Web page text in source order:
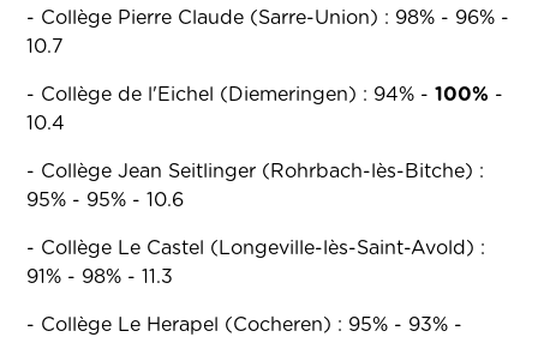
- Collège Pierre Claude (Sarre-Union) : 98% - 96% -
10.7
- Collège de l'Eichel (Diemeringen) : 94% -100% -
10.4
- Collège Jean Seitlinger (Rohrbach-lès-Bitche) :
95% - 95% - 10.6
- Collège Le Castel (Longeville-lès-Saint-Avold) :
91% - 98% - 11.3
- Collège Le Herapel (Cocheren) : 95% - 93% -